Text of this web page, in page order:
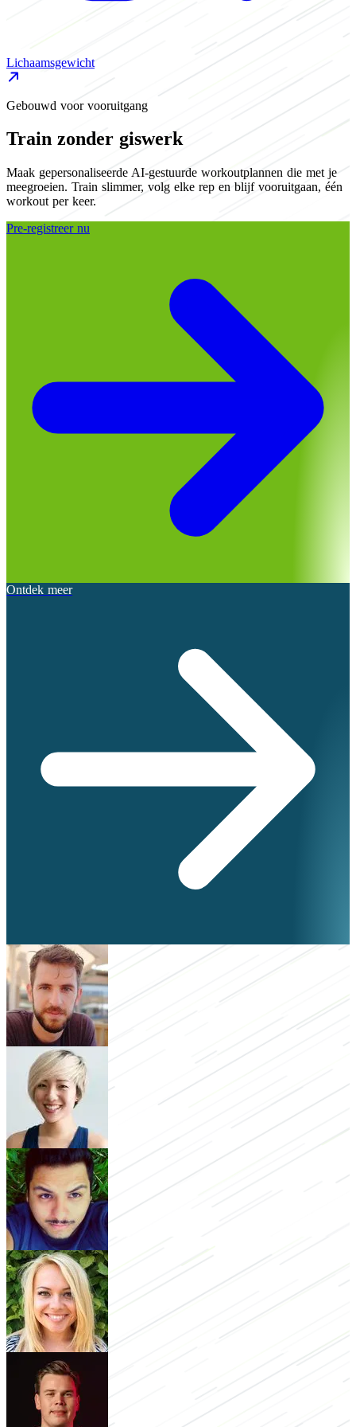
Lichaamsgewicht
Gebouwd voor vooruitgang
Train zonder giswerk
Maak gepersonaliseerde AI-gestuurde workoutplannen die met je
meegroeien. Train slimmer, volg elke rep en blijf vooruitgaan, één
workout per keer.
Pre-registreer nu
Ontdek meer